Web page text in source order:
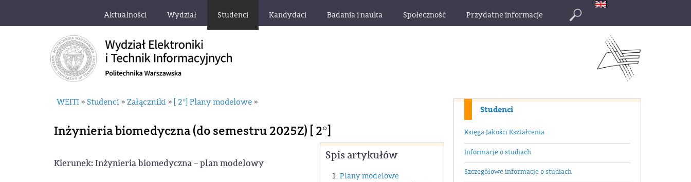
Aktualności Wydział Studenci Kandydaci Badania i nauka Społeczność Przydatne informacje
Studenci
Księga Jakości Kształcenia
Informacje o studiach
Szczegółowe informacje o studiach
WEITI » Studenci » Załączniki » [ 2°] Plany modelowe »
Inżynieria biomedyczna (do semestru 2025Z) [ 2°]
Spis artykułów
Plany modelowe
Kierunek: Inżynieria biomedyczna – plan modelowy